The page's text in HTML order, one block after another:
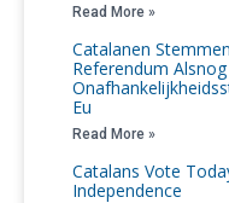
Read More »
Catalanen
Referendum
Eu
Read More »
Catalans Vote
Independence